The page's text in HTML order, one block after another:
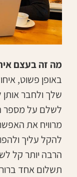
מה זה בעצם
באופן פשוט,
שלך ולחבר
לשלם על מספר
מרוויח את
להקל עליך
הרבה יותר קל
תשלום אחד